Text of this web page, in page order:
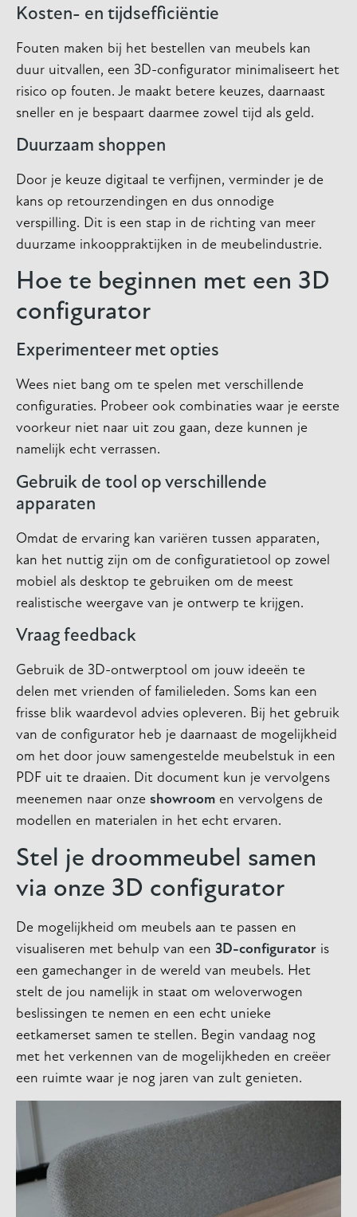
Kosten- en tijdsefficiëntie
Fouten maken bij het bestellen van meubels kan
duur uitvallen, een 3D-configurator minimaliseert het
risico op fouten. Je maakt betere keuzes, daarnaast
sneller en je bespaart daarmee zowel tijd als geld.
Duurzaam shoppen
Door je keuze digitaal te verfijnen, verminder je de
kans op retourzendingen en dus onnodige
verspilling. Dit is een stap in de richting van meer
duurzame inkooppraktijken in de meubelindustrie.
Hoe te beginnen met een 3D
configurator
Experimenteer met opties
Wees niet bang om te spelen met verschillende
configuraties. Probeer ook combinaties waar je eerste
voorkeur niet naar uit zou gaan, deze kunnen je
namelijk echt verrassen.
Gebruik de tool op verschillende
apparaten
Omdat de ervaring kan variëren tussen apparaten,
kan het nuttig zijn om de configuratietool op zowel
mobiel als desktop te gebruiken om de meest
realistische weergave van je ontwerp te krijgen.
Vraag feedback
Gebruik de 3D-ontwerptool om jouw ideeën te
delen met vrienden of familieleden. Soms kan een
frisse blik waardevol advies opleveren. Bij het gebruik
van de configurator heb je daarnaast de mogelijkheid
om het door jouw samengestelde meubelstuk in een
PDF uit te draaien. Dit document kun je vervolgens
meenemen naar onze showroom en vervolgens de
modellen en materialen in het echt ervaren.
Stel je droommeubel samen
via onze 3D configurator
De mogelijkheid om meubels aan te passen en
visualiseren met behulp van een 3D-configurator is
een gamechanger in de wereld van meubels. Het
stelt de jou namelijk in staat om weloverwogen
beslissingen te nemen en een echt unieke
eetkamerset samen te stellen. Begin vandaag nog
met het verkennen van de mogelijkheden en creëer
een ruimte waar je nog jaren van zult genieten.